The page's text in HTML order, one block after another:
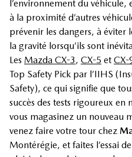
l’environnement du véhicule,
à la proximité d’autres
prévenir les dangers, à éviter
la gravité lorsqu’ils sont
Les Mazda CX-3, CX-5 et CX-
Top Safety Pick par l’IIHS
Safety), ce qui signifie que
succès des tests rigoureux en
vous magasinez un nouveau
venez faire votre tour chez
Montérégie, et faites l’essai de